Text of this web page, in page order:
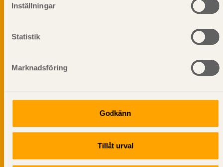
Inställningar
Statistik
Marknadsföring
Godkänn
Tillåt urval